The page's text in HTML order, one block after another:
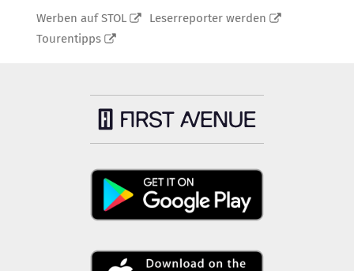
Werben auf STOL
Leserreporter werden
Tourentipps